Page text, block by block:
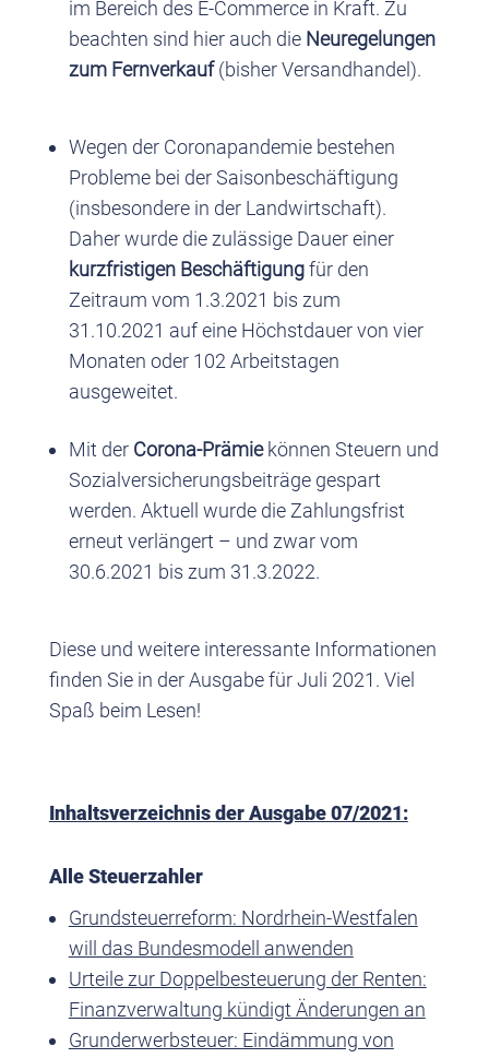
im Bereich des E-Commerce in Kraft. Zu
beachten sind hier auch die Neuregelungen
zum Fernverkauf(bisher Versandhandel).
Wegen der Coronapandemie bestehen
Probleme bei der Saisonbeschäftigung
(insbesondere in der Landwirtschaft).
Daher wurde die zulässige Dauer einer
kurzfristigen Beschäftigungfür den
Zeitraum vom 1.3.2021 bis zum
31.10.2021 auf eine Höchstdauer von vier
Monaten oder 102 Arbeitstagen
ausgeweitet.
Mit der Corona-Prämiekönnen Steuern und
Sozialversicherungsbeiträge gespart
werden. Aktuell wurde die Zahlungsfrist
erneut verlängert – und zwar vom
30.6.2021 bis zum 31.3.2022.
Diese und weitere interessante Informationen
finden Sie in der Ausgabe für Juli 2021. Viel
Spaß beim Lesen!
Inhaltsverzeichnis der Ausgabe 07/2021:
Alle Steuerzahler
Grundsteuerreform: Nordrhein-Westfalen
will das Bundesmodell anwenden
Urteile zur Doppelbesteuerung der Renten:
Finanzverwaltung kündigt Änderungen an
Grunderwerbsteuer: Eindämmung von